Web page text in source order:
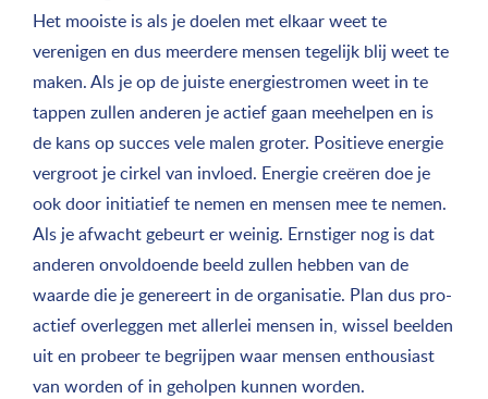
Het mooiste is als je doelen met elkaar weet te
verenigen en dus meerdere mensen tegelijk blij weet te
maken. Als je op de juiste energiestromen weet in te
tappen zullen anderen je actief gaan meehelpen en is
de kans op succes vele malen groter. Positieve energie
vergroot je cirkel van invloed. Energie creëren doe je
ook door initiatief te nemen en mensen mee te nemen.
Als je afwacht gebeurt er weinig. Ernstiger nog is dat
anderen onvoldoende beeld zullen hebben van de
waarde die je genereert in de organisatie. Plan dus pro-
actief overleggen met allerlei mensen in, wissel beelden
uit en probeer te begrijpen waar mensen enthousiast
van worden of in geholpen kunnen worden.